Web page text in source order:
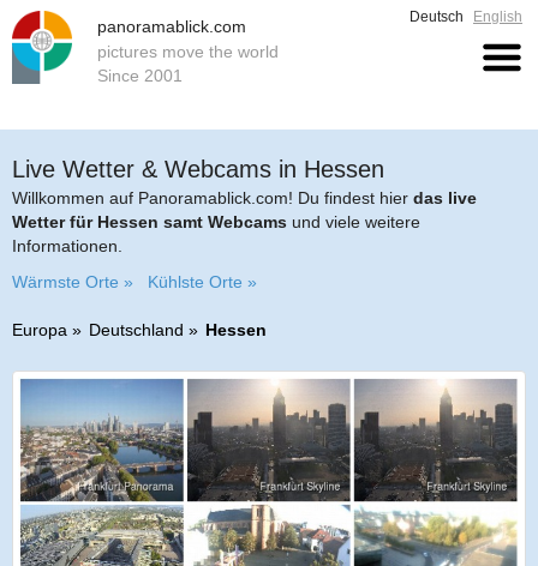
panoramablick.com
pictures move the world
Since 2001
Deutsch English
Live Wetter & Webcams in Hessen
Willkommen auf Panoramablick.com! Du findest hier das live
Wetter für Hessen samt Webcams und viele weitere
Informationen.
Wärmste Orte »
Kühlste Orte »
Europa Deutschland Hessen